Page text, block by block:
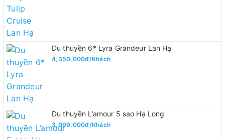
Du thuyền 6* Lyra Grandeur Lan Hạ
4,350,000đ/Khách
Du thuyền L’amour 5 sao Hạ Long
3,999,000đ/Khách